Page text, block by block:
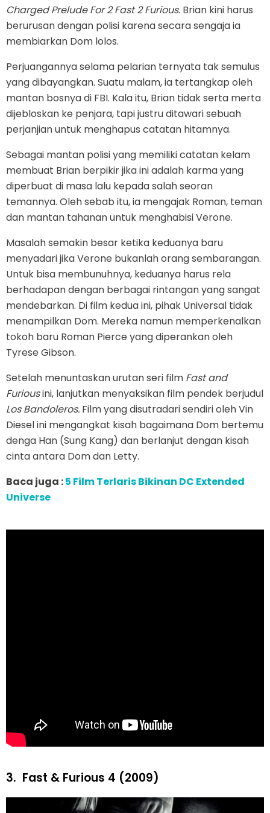
Charged Prelude For 2 Fast 2 Furious. Brian kini harus
berurusan dengan polisi karena secara sengaja ia
membiarkan Dom lolos.
Perjuangannya selama pelarian ternyata tak semulus
yang dibayangkan. Suatu malam, ia tertangkap oleh
mantan bosnya di FBI. Kala itu, Brian tidak serta merta
dijebloskan ke penjara, tapi justru ditawari sebuah
perjanjian untuk menghapus catatan hitamnya.
Sebagai mantan polisi yang memiliki catatan kelam
membuat Brian berpikir jika ini adalah karma yang
diperbuat di masa lalu kepada salah seoran
temannya. Oleh sebab itu, ia mengajak Roman, teman
dan mantan tahanan untuk menghabisi Verone.
Masalah semakin besar ketika keduanya baru
menyadari jika Verone bukanlah orang sembarangan.
Untuk bisa membunuhnya, keduanya harus rela
berhadapan dengan berbagai rintangan yang sangat
mendebarkan. Di film kedua ini, pihak Universal tidak
menampilkan Dom. Mereka namun memperkenalkan
tokoh baru Roman Pierce yang diperankan oleh
Tyrese Gibson.
Setelah menuntaskan urutan seri film Fast and
Furiousini, lanjutkan menyaksikan film pendek berjudul
Los Bandoleros. Film yang disutradari sendiri oleh Vin
Diesel ini mengangkat kisah bagaimana Dom bertemu
denga Han (Sung Kang) dan berlanjut dengan kisah
cinta antara Dom dan Letty.
Baca juga :5 Film Terlaris Bikinan DC Extended
Universe
3. Fast & Furious 4 (2009)